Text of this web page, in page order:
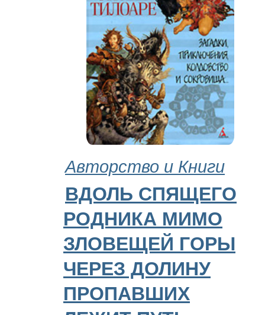
Авторство и Книги
ВДОЛЬ СПЯЩЕГО
РОДНИКА МИМО
ЗЛОВЕЩЕЙ ГОРЫ
ЧЕРЕЗ ДОЛИНУ
ПРОПАВШИХ